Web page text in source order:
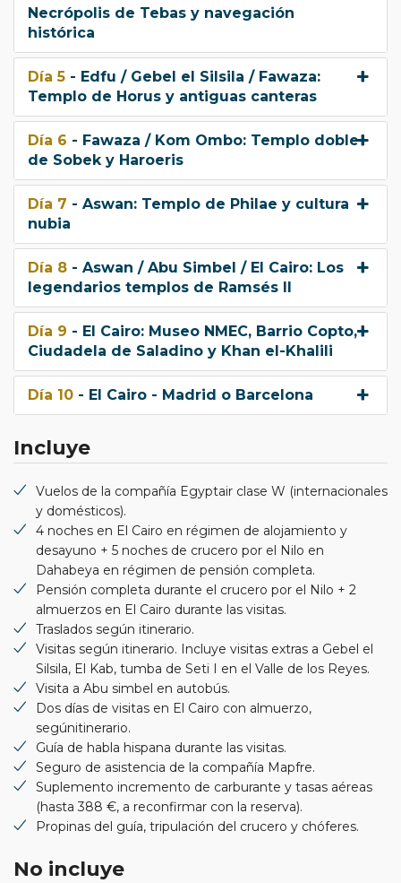
comidas frescas servidas con elegancia.
Momentos de contemplación y relax en
cubiertas abiertas, ideales para fotografiar el Nilo
y sus márgenes.
La sensación única deviajar como lo hacían los
primeros exploradores del Nilo
cultura, aventura y comodidad.
Elegir una Dahabeya significa elegir
exclusividad y conexión auténtica con Egipto, un
viaje donde cada instante es memorable y cada vista
es una postal viva del pasado faraónico y la vida a orillas
Ofrecemos dos alternativas de Dahabeyya,
posiblemente de las más lujosas y exclusivas del Nilo, la
Dahabeyya Hadeel
Dahabeyya Fedyya
cadena internacional Mövenpick: ambas con opción a
Seasons at The First Residence.
Necrópolis de Tebas y navegación
histórica
Día 5 - Edfu / Gebel el Silsila / Fawaza:
Templo de Horus y antiguas canteras
Día 6 - Fawaza / Kom Ombo: Templo doble
de Sobek y Haroeris
Día 7 - Aswan: Templo de Philae y cultura
nubia
Día 8 - Aswan / Abu Simbel / El Cairo: Los
legendarios templos de Ramsés II
Día 9 - El Cairo: Museo NMEC, Barrio Copto,
Ciudadela de Saladino y Khan el-Khalili
Día 10 - El Cairo - Madrid o Barcelona
Incluye
Vuelos de la compañía Egyptair clase W (internacionales
y domésticos).
4 noches en El Cairo en régimen de alojamiento y
desayuno + 5 noches de crucero por el Nilo en
Dahabeya en régimen de pensión completa.
Pensión completa durante el crucero por el Nilo + 2
almuerzos en El Cairo durante las visitas.
Traslados según itinerario.
Visitas según itinerario. Incluye visitas extras a Gebel el
Silsila, El Kab, tumba de Seti I en el Valle de los Reyes.
Visita a Abu simbel en autobús.
Dos días de visitas en El Cairo con almuerzo,
segúnitinerario.
Guía de habla hispana durante las visitas.
Seguro de asistencia de la compañía Mapfre.
Suplemento incremento de carburante y tasas aéreas
(hasta 388 €, a reconfirmar con la reserva).
Propinas del guía, tripulación del crucero y chóferes.
No incluye